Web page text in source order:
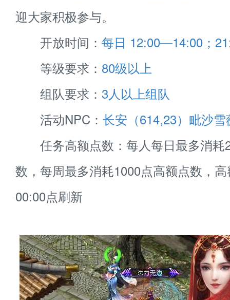
迎大家积极参与。
开放时间： 每日 12:00—14:00；
等级要求： 80级以上
组队要求： 3人以上组队
活动NPC： 长安（614,23）毗沙雪
任务高额点数：每人每日最多消耗
数，每周最多消耗1000点高额点数，
00:00点刷新